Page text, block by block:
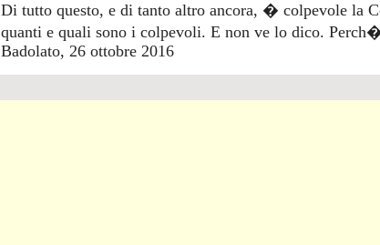
Di tutto questo, e di tanto altro ancora, � colpevole la
quanti e quali sono i colpevoli. E non ve lo dico.
Badolato, 26 ottobre 2016